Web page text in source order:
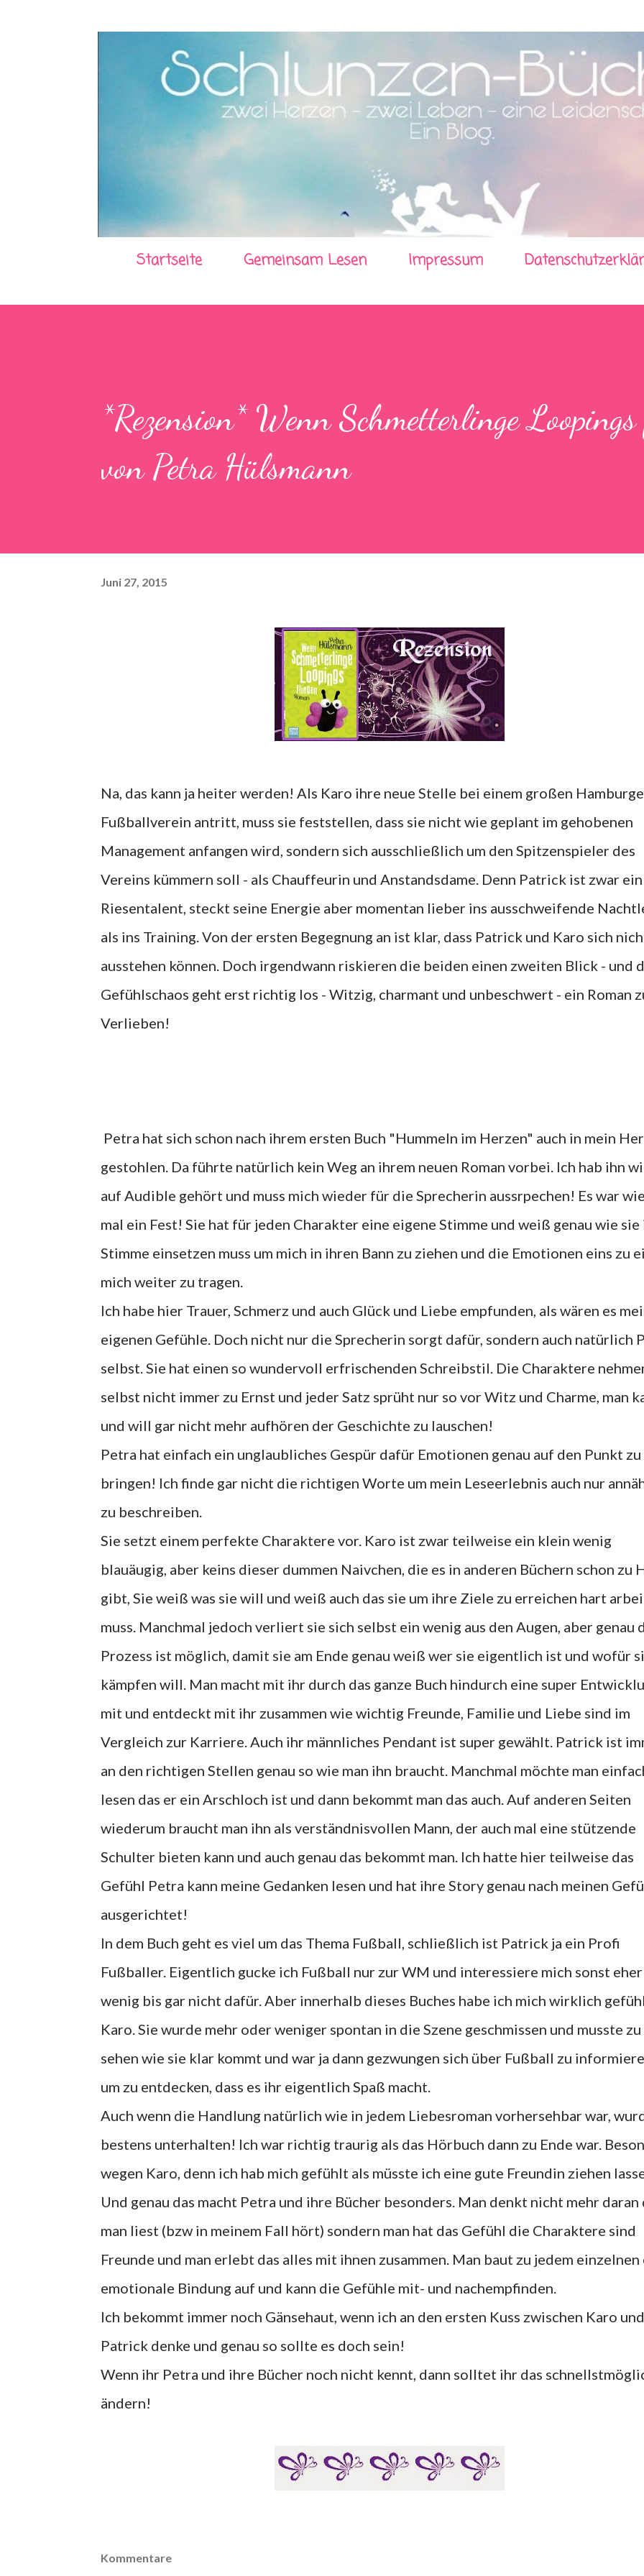
Startseite Gemeinsam Lesen Impressum
*Rezension* Wenn Schmetterlinge
von Petra Hülsmann
Juni 27, 2015
Na, das kann ja heiter werden! Als Karo ihre neue Stelle bei einem großen
Fußballverein antritt, muss sie feststellen, dass sie nicht wie geplant im gehobenen
Management anfangen wird, sondern sich ausschließlich um den Spitzenspieler des
Vereins kümmern soll - als Chauffeurin und Anstandsdame. Denn Patrick ist zwar ein
Riesentalent, steckt seine Energie aber momentan lieber ins ausschweifende
als ins Training. Von der ersten Begegnung an ist klar, dass Patrick und Karo sich
ausstehen können. Doch irgendwann riskieren die beiden einen zweiten Blick - und
Gefühlschaos geht erst richtig los - Witzig, charmant und unbeschwert - ein Roman
Verlieben!
Petra hat sich schon nach ihrem ersten Buch "Hummeln im Herzen" auch in mein
gestohlen. Da führte natürlich kein Weg an ihrem neuen Roman vorbei. Ich hab ihn
auf Audible gehört und muss mich wieder für die Sprecherin aussrpechen! Es war
mal ein Fest! Sie hat für jeden Charakter eine eigene Stimme und weiß genau wie sie
Stimme einsetzen muss um mich in ihren Bann zu ziehen und die Emotionen eins zu
mich weiter zu tragen.
Ich habe hier Trauer, Schmerz und auch Glück und Liebe empfunden, als wären es
eigenen Gefühle. Doch nicht nur die Sprecherin sorgt dafür, sondern auch natürlich
selbst. Sie hat einen so wundervoll erfrischenden Schreibstil. Die Charaktere
selbst nicht immer zu Ernst und jeder Satz sprüht nur so vor Witz und Charme, man
und will gar nicht mehr aufhören der Geschichte zu lauschen!
Petra hat einfach ein unglaubliches Gespür dafür Emotionen genau auf den Punkt zu
bringen! Ich finde gar nicht die richtigen Worte um mein Leseerlebnis auch nur
zu beschreiben.
Sie setzt einem perfekte Charaktere vor. Karo ist zwar teilweise ein klein wenig
blauäugig, aber keins dieser dummen Naivchen, die es in anderen Büchern schon zu
gibt, Sie weiß was sie will und weiß auch das sie um ihre Ziele zu erreichen hart
muss. Manchmal jedoch verliert sie sich selbst ein wenig aus den Augen, aber genau
Prozess ist möglich, damit sie am Ende genau weiß wer sie eigentlich ist und wofür
kämpfen will. Man macht mit ihr durch das ganze Buch hindurch eine super
mit und entdeckt mit ihr zusammen wie wichtig Freunde, Familie und Liebe sind im
Vergleich zur Karriere. Auch ihr männliches Pendant ist super gewählt. Patrick ist
an den richtigen Stellen genau so wie man ihn braucht. Manchmal möchte man
lesen das er ein Arschloch ist und dann bekommt man das auch. Auf anderen Seiten
wiederum braucht man ihn als verständnisvollen Mann, der auch mal eine stützende
Schulter bieten kann und auch genau das bekommt man. Ich hatte hier teilweise das
Gefühl Petra kann meine Gedanken lesen und hat ihre Story genau nach meinen
ausgerichtet!
In dem Buch geht es viel um das Thema Fußball, schließlich ist Patrick ja ein Profi
Fußballer. Eigentlich gucke ich Fußball nur zur WM und interessiere mich sonst eher
wenig bis gar nicht dafür. Aber innerhalb dieses Buches habe ich mich wirklich
Karo. Sie wurde mehr oder weniger spontan in die Szene geschmissen und musste zu
sehen wie sie klar kommt und war ja dann gezwungen sich über Fußball zu
um zu entdecken, dass es ihr eigentlich Spaß macht.
Auch wenn die Handlung natürlich wie in jedem Liebesroman vorhersehbar war,
bestens unterhalten! Ich war richtig traurig als das Hörbuch dann zu Ende war.
wegen Karo, denn ich hab mich gefühlt als müsste ich eine gute Freundin ziehen
Und genau das macht Petra und ihre Bücher besonders. Man denkt nicht mehr daran
man liest (bzw in meinem Fall hört) sondern man hat das Gefühl die Charaktere sind
Freunde und man erlebt das alles mit ihnen zusammen. Man baut zu jedem einzelnen
emotionale Bindung auf und kann die Gefühle mit- und nachempfinden.
Ich bekommt immer noch Gänsehaut, wenn ich an den ersten Kuss zwischen Karo und
Patrick denke und genau so sollte es doch sein!
Wenn ihr Petra und ihre Bücher noch nicht kennt, dann solltet ihr das
ändern!
Kommentare